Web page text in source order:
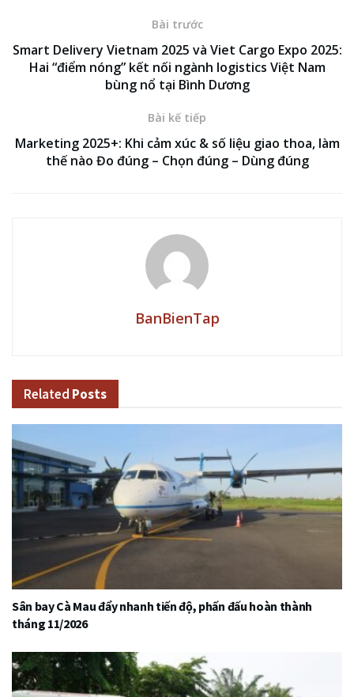
Bài trước
Smart Delivery Vietnam 2025 và Viet Cargo Expo 2025:
Hai “điểm nóng” kết nối ngành logistics Việt Nam
bùng nổ tại Bình Dương
Bài kế tiếp
Marketing 2025+: Khi cảm xúc & số liệu giao thoa, làm
thế nào Đo đúng – Chọn đúng – Dùng đúng
BanBienTap
Related Posts
Sân bay Cà Mau đẩy nhanh tiến độ, phấn đấu hoàn thành
tháng 11/2026